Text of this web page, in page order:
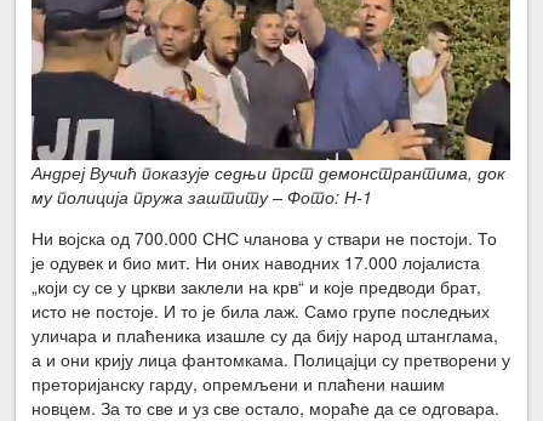
Андреј Вучић показује седњи прст демонстрантима, док
му полиција пружа заштиту – Фото: Н-1
Ни војска од 700.000 СНС чланова у ствари не постоји. То
је одувек и био мит. Ни оних наводних 17.000 лојалиста
„који су се у цркви заклели на крв“ и које предводи брат,
исто не постоје. И то је била лаж. Само групе последњих
уличара и плаћеника изашле су да бију народ штанглама,
а и они крију лица фантомкама. Полицајци су претворени у
преторијанску гарду, опремљени и плаћени нашим
новцем. За то све и уз све остало, мораће да се одговара.